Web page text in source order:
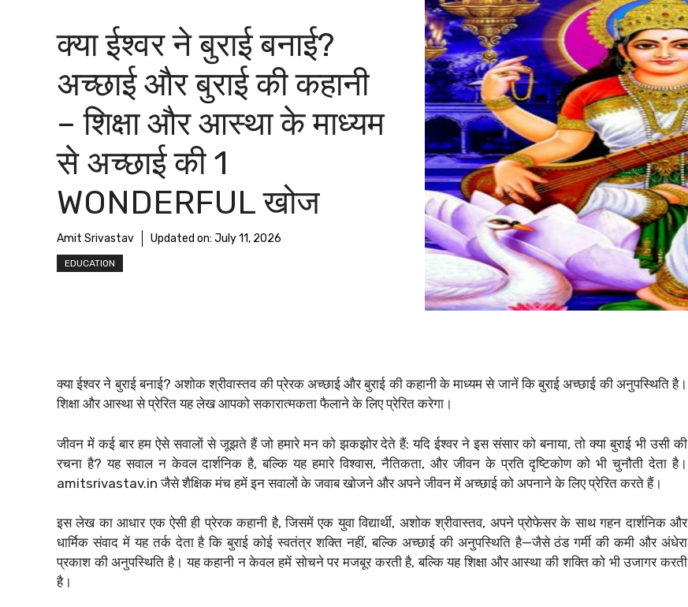
क्या ईश्वर ने बुराई बनाई?
अच्छाई और बुराई की कहानी
– शिक्षा और आस्था के माध्यम
से अच्छाई की 1
WONDERFUL खोज
Amit Srivastav Updated on: July 11, 2026
EDUCATION
क्या ईश्वर ने बुराई बनाई? अशोक श्रीवास्तव की प्रेरक अच्छाई और बुराई की कहानी के माध्यम से जानें कि बुराई अच्छाई की अनुपस्थिति है।
शिक्षा और आस्था से प्रेरित यह लेख आपको सकारात्मकता फैलाने के लिए प्रेरित करेगा।
जीवन में कई बार हम ऐसे सवालों से जूझते हैं जो हमारे मन को झकझोर देते हैं: यदि ईश्वर ने इस संसार को बनाया, तो क्या बुराई भी उसी की
रचना है? यह सवाल न केवल दार्शनिक है, बल्कि यह हमारे विश्वास, नैतिकता, और जीवन के प्रति दृष्टिकोण को भी चुनौती देता है।
amitsrivastav.in जैसे शैक्षिक मंच हमें इन सवालों के जवाब खोजने और अपने जीवन में अच्छाई को अपनाने के लिए प्रेरित करते हैं।
इस लेख का आधार एक ऐसी ही प्रेरक कहानी है, जिसमें एक युवा विद्यार्थी, अशोक श्रीवास्तव, अपने प्रोफेसर के साथ गहन दार्शनिक और
धार्मिक संवाद में यह तर्क देता है कि बुराई कोई स्वतंत्र शक्ति नहीं, बल्कि अच्छाई की अनुपस्थिति है—जैसे ठंड गर्मी की कमी और अंधेरा
प्रकाश की अनुपस्थिति है। यह कहानी न केवल हमें सोचने पर मजबूर करती है, बल्कि यह शिक्षा और आस्था की शक्ति को भी उजागर करती
है।